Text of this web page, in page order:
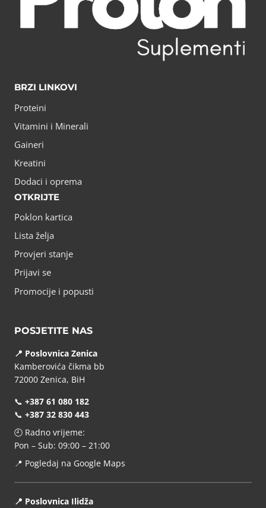
BRZI LINKOVI
Proteini
Vitamini i Minerali
Gaineri
Kreatini
Dodaci i oprema
OTKRIJTE
Poklon kartica
Lista želja
Provjeri stanje
Prijavi se
Promocije i popusti
POSJETITE NAS
📍 Poslovnica Zenica
Kamberovića čikma bb
72000 Zenica, BiH
📞 +387 61 080 182
📞 +387 32 830 443
🕘 Radno vrijeme:
Pon – Sub: 09:00 – 21:00
📍 Pogledaj na Google Maps
📍 Poslovnica Ilidža